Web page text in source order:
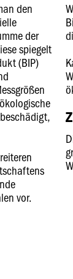
den
der
spiegelt
(BIP)
vor.